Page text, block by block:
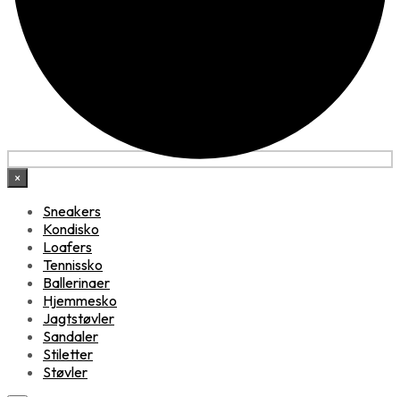
×
Sneakers
Kondisko
Loafers
Tennissko
Ballerinaer
Hjemmesko
Jagtstøvler
Sandaler
Stiletter
Støvler